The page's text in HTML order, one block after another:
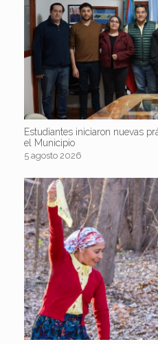
Estudiantes iniciaron nuevas
el Municipio
5 agosto 2026